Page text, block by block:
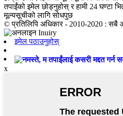
तपाईंको इमेल छोड्नुहोस् र हामी 24 घण्टा
मूल्यसूचीको लागि सोधपुछ
© प्रतिलिपि अधिकार - 2010-2020 : सबै
इमेल पठाउनुहोस्
x